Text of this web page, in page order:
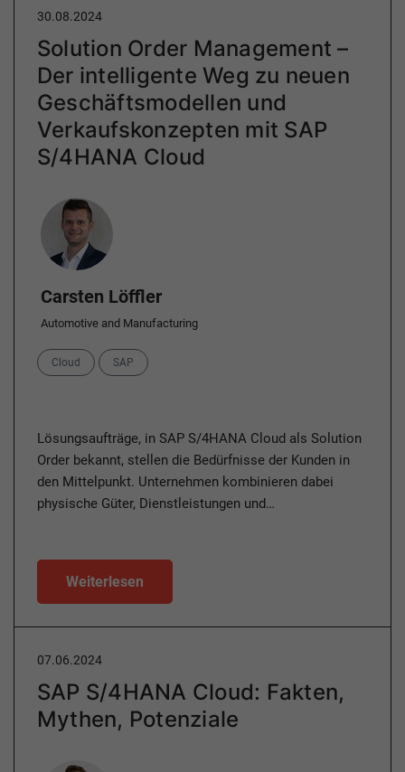
30.08.2024
Solution Order Management –
Der intelligente Weg zu neuen
Geschäftsmodellen und
Verkaufskonzepten mit SAP
S/4HANA Cloud
Author
Carsten Löffler
Automotive and Manufacturing
Categories
Cloud SAP
Lösungsaufträge, in SAP S/4HANA Cloud als Solution
Order bekannt, stellen die Bedürfnisse der Kunden in
den Mittelpunkt. Unternehmen kombinieren dabei
physische Güter, Dienstleistungen und…
Weiterlesen
07.06.2024
SAP S/4HANA Cloud: Fakten,
Mythen, Potenziale